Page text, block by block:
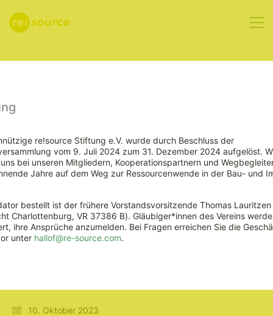
26.10.2023 –
Architektentag
in Frankfurt
10. Oktober 2023
re!source Stiftung e.V. wurde durch Beschluss der
vom 9. Juli 2024 zum 31. Dezember 2024 aufgelöst.
bei unseren Mitgliedern, Kooperationspartnern und
Jahre auf dem Weg zur Ressourcenwende in der Bau- und
bestellt ist der frühere Vorstandsvorsitzende Thomas Lauritzen
Charlottenburg, VR 37386 B). Gläubiger*innen des Vereins
ihre Ansprüche anzumelden. Bei Fragen erreichen Sie die
unter hallof@re-source.com.